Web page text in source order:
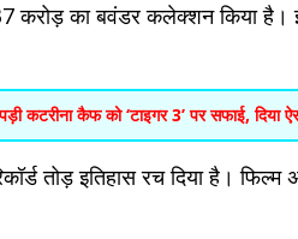
करोड़ का बवंडर कलेक्शन किया
कटरीना कैफ को ‘टाइगर 3’ पर सफाई, दिया
तोड़ इतिहास रच दिया है।